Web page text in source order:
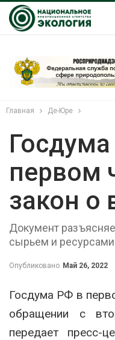
Главная Де-Юре
первом
закон о
Документ
сырьем и ресурсами
Опубликовано Май 26, 2022
Госдума РФ в
обращении с
передает пресс-